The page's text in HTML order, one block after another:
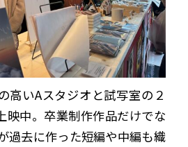
高いAスタジオと試写室の２
映中。卒業制作作品だけでな
過去に作った短編や中編も織